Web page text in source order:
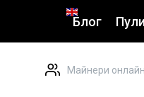
Блог Пули
Майнери онлайн